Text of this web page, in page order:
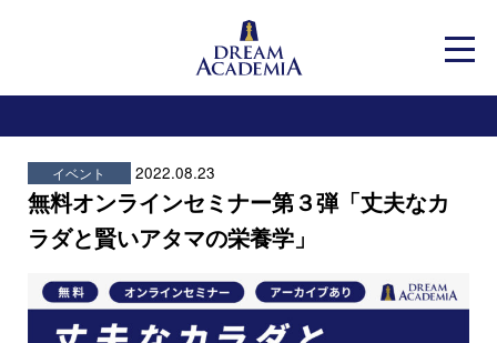
Dream Academia メニ
イベント 2022.08.23
無料オンラインセミナー第３弾「丈夫なカ
ラダと賢いアタマの栄養学」